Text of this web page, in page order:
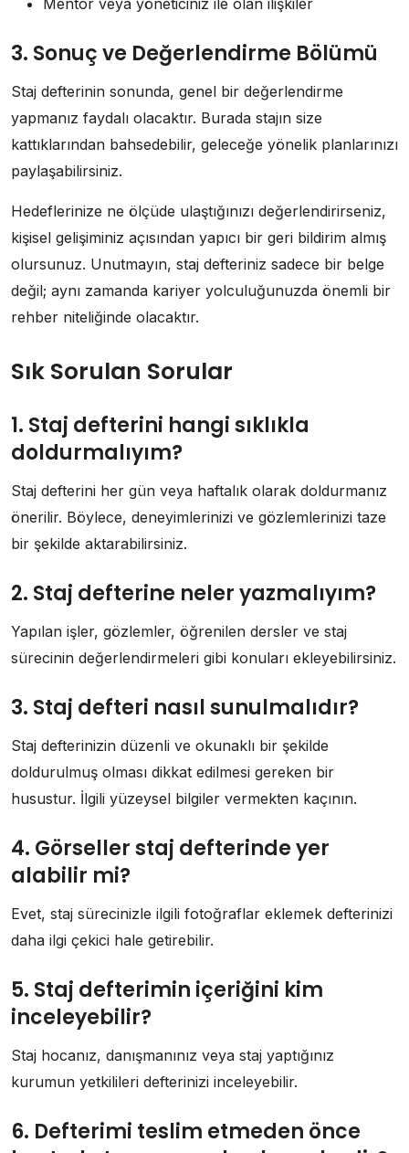
3. Sonuç ve Değerlendirme Bölümü
Staj defterinin sonunda, genel bir değerlendirme
yapmanız faydalı olacaktır. Burada stajın size
kattıklarından bahsedebilir, geleceğe yönelik planlarınızı
paylaşabilirsiniz.
Hedeflerinize ne ölçüde ulaştığınızı değerlendirirseniz,
kişisel gelişiminiz açısından yapıcı bir geri bildirim almış
olursunuz. Unutmayın, staj defteriniz sadece bir belge
değil; aynı zamanda kariyer yolculuğunuzda önemli bir
rehber niteliğinde olacaktır.
Sık Sorulan Sorular
1. Staj defterini hangi sıklıkla
doldurmalıyım?
Staj defterini her gün veya haftalık olarak doldurmanız
önerilir. Böylece, deneyimlerinizi ve gözlemlerinizi taze
bir şekilde aktarabilirsiniz.
2. Staj defterine neler yazmalıyım?
Yapılan işler, gözlemler, öğrenilen dersler ve staj
sürecinin değerlendirmeleri gibi konuları ekleyebilirsiniz.
3. Staj defteri nasıl sunulmalıdır?
Staj defterinizin düzenli ve okunaklı bir şekilde
doldurulmuş olması dikkat edilmesi gereken bir
husustur. İlgili yüzeysel bilgiler vermekten kaçının.
4. Görseller staj defterinde yer
alabilir mi?
Evet, staj sürecinizle ilgili fotoğraflar eklemek defterinizi
daha ilgi çekici hale getirebilir.
5. Staj defterimin içeriğini kim
inceleyebilir?
Staj hocanız, danışmanınız veya staj yaptığınız
kurumun yetkilileri defterinizi inceleyebilir.
6. Defterimi teslim etmeden önce